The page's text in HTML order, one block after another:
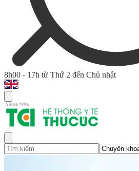
8h00 - 17h từ Thứ 2 đến Chủ nhật